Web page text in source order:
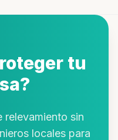
tu
relevamiento sin
locales para